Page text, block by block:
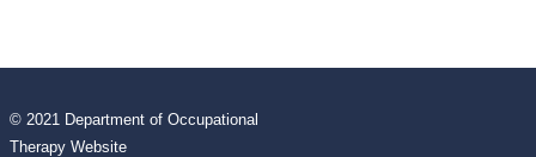
© 2021 Department of Occupational
Therapy Website